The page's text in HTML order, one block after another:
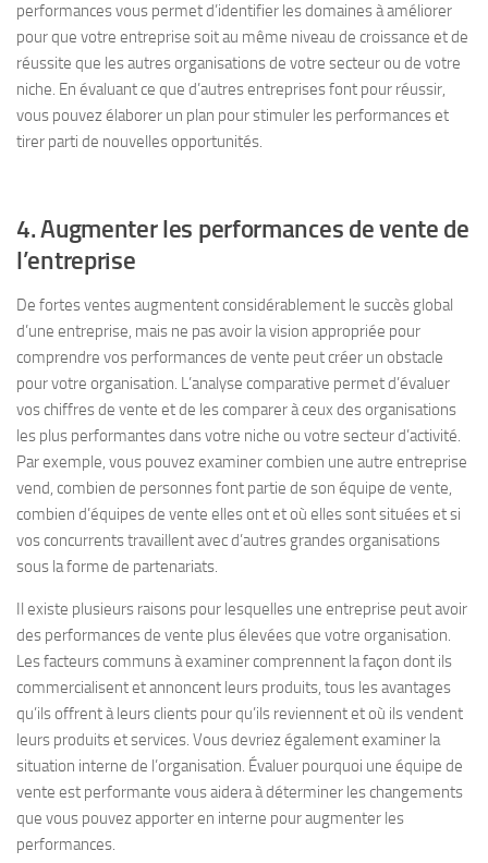
performances vous permet d’identifier les domaines à améliorer
pour que votre entreprise soit au même niveau de croissance et de
réussite que les autres organisations de votre secteur ou de votre
niche. En évaluant ce que d’autres entreprises font pour réussir,
vous pouvez élaborer un plan pour stimuler les performances et
tirer parti de nouvelles opportunités.
4. Augmenter les performances de vente de
l’entreprise
De fortes ventes augmentent considérablement le succès global
d’une entreprise, mais ne pas avoir la vision appropriée pour
comprendre vos performances de vente peut créer un obstacle
pour votre organisation. L’analyse comparative permet d’évaluer
vos chiffres de vente et de les comparer à ceux des organisations
les plus performantes dans votre niche ou votre secteur d’activité.
Par exemple, vous pouvez examiner combien une autre entreprise
vend, combien de personnes font partie de son équipe de vente,
combien d’équipes de vente elles ont et où elles sont situées et si
vos concurrents travaillent avec d’autres grandes organisations
sous la forme de partenariats.
Il existe plusieurs raisons pour lesquelles une entreprise peut avoir
des performances de vente plus élevées que votre organisation.
Les facteurs communs à examiner comprennent la façon dont ils
commercialisent et annoncent leurs produits, tous les avantages
qu’ils offrent à leurs clients pour qu’ils reviennent et où ils vendent
leurs produits et services. Vous devriez également examiner la
situation interne de l’organisation. Évaluer pourquoi une équipe de
vente est performante vous aidera à déterminer les changements
que vous pouvez apporter en interne pour augmenter les
performances.